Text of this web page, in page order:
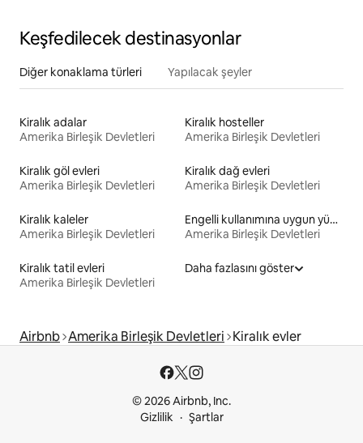
Keşfedilecek destinasyonlar
Diğer konaklama türleri Yapılacak şeyler
Kiralık adalar
Amerika Birleşik Devletleri
Kiralık hosteller
Amerika Birleşik Devletleri
Kiralık göl evleri
Amerika Birleşik Devletleri
Kiralık dağ evleri
Amerika Birleşik Devletleri
Kiralık kaleler
Amerika Birleşik Devletleri
Engelli kullanımına uygun yükseklikte yatağı olan kiralık yerler
Amerika Birleşik Devletleri
Kiralık tatil evleri
Amerika Birleşik Devletleri
Daha fazlasını göster
Airbnb Amerika Birleşik Devletleri Kiralık evler
© 2026 Airbnb, Inc.
Gizlilik
Şartlar